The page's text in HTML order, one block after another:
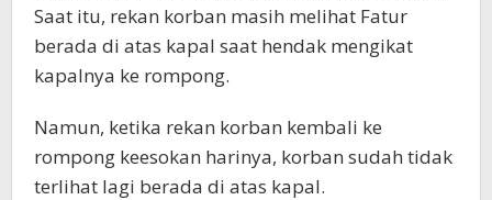
Saat itu, rekan korban masih melihat Fatur
berada di atas kapal saat hendak mengikat
kapalnya ke rompong.
Namun, ketika rekan korban kembali ke
rompong keesokan harinya, korban sudah tidak
terlihat lagi berada di atas kapal.